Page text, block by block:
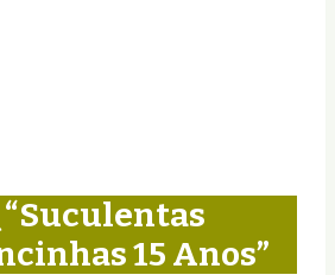
“Suculentas
15 Anos”